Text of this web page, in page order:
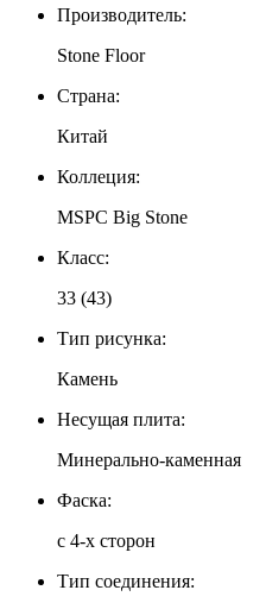
Производитель:
Stone Floor
Страна:
Китай
Коллеция:
MSPC Big Stone
Класс:
33 (43)
Тип рисунка:
Камень
Несущая плита:
Минерально-каменная
Фаска:
c 4-х сторон
Тип соединения: